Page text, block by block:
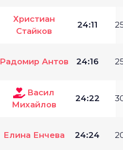
Христиан
Стайков
24:11
Радомир Антов 24:16
Васил
Михайлов
24:22
Елина Енчева 24:24